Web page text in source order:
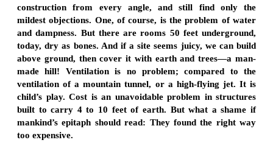
construction from every angle, and still find only the
mildest objections. One, of course, is the problem of water
and dampness. But there are rooms 50 feet underground,
today, dry as bones. And if a site seems juicy, we can build
above ground, then cover it with earth and trees—a man-
made hill! Ventilation is no problem; compared to the
ventilation of a mountain tunnel, or a high-flying jet. It is
child’s play. Cost is an unavoidable problem in structures
built to carry 4 to 10 feet of earth. But what a shame if
mankind’s epitaph should read: They found the right way
too expensive.